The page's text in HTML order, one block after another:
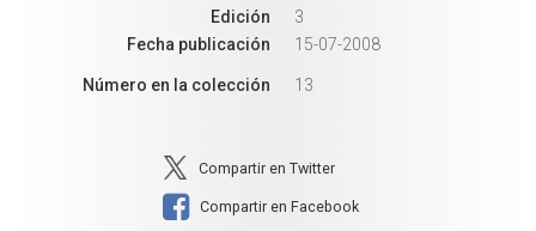
Edición
3
Fecha publicación
15-07-2008
Número en la colección 13
Compartir en Twitter
Compartir en Facebook